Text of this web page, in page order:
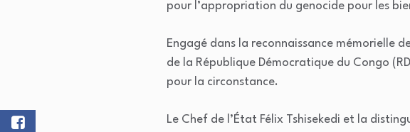
pour l’appropriation du genocide pour les
Engagé dans la reconnaissance mémorielle
de la République Démocratique du Congo
pour la circonstance.
Le Chef de l’État Félix Tshisekedi et la